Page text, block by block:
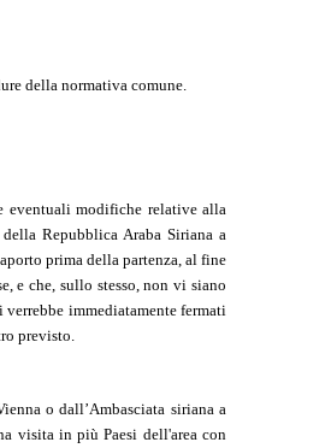
della normativa comune.
eventuali modifiche relative alla
Repubblica Araba Siriana a
prima della partenza, al fine
e che, sullo stesso, non vi siano
immediatamente fermati
previsto.
o dall’Ambasciata siriana a
visita in più Paesi dell'area con